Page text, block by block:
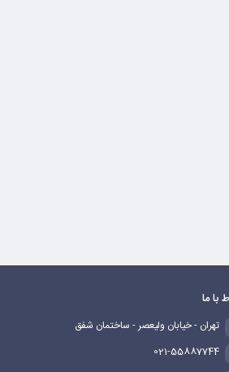
با ما
تهران - خیابان ولیعصر - ساختمان شفق
021-55887744